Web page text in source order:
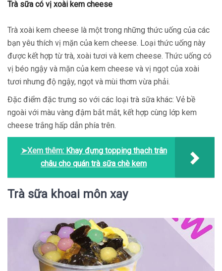
Trà sữa có vị xoài kem cheese
Trà xoài kem cheese là một trong những thức uống của các
bạn yêu thích vị mặn của kem cheese. Loại thức uống này
được kết hợp từ trà, xoài tươi và kem cheese. Thức uống có
vị béo ngậy và mặn của kem cheese và vị ngọt của xoài
tươi nhưng độ ngậy, ngọt và mùi thơm vừa phải.
Đặc điểm đặc trưng so với các loại trà sữa khác: Vẻ bề
ngoài với màu vàng đậm bắt mắt, kết hợp cùng lớp kem
cheese trắng hấp dẫn phía trên.
➤Xem thêm: Khay đựng topping thạch trân
châu cho quán trà sữa chè kem
Trà sữa khoai môn xay